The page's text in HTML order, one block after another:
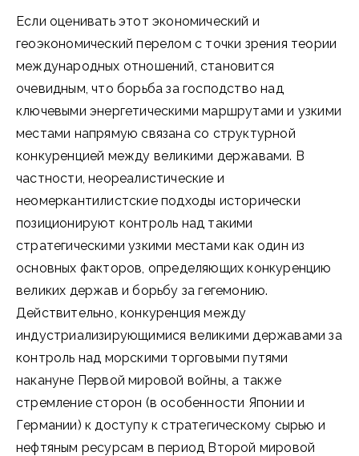
Если оценивать этот экономический и
геоэкономический перелом с точки зрения теории
международных отношений, становится
очевидным, что борьба за господство над
ключевыми энергетическими маршрутами и узкими
местами напрямую связана со структурной
конкуренцией между великими державами. В
частности, неореалистические и
неомеркантилистские подходы исторически
позиционируют контроль над такими
стратегическими узкими местами как один из
основных факторов, определяющих конкуренцию
великих держав и борьбу за гегемонию.
Действительно, конкуренция между
индустриализирующимися великими державами за
контроль над морскими торговыми путями
накануне Первой мировой войны, а также
стремление сторон (в особенности Японии и
Германии) к доступу к стратегическому сырью и
нефтяным ресурсам в период Второй мировой